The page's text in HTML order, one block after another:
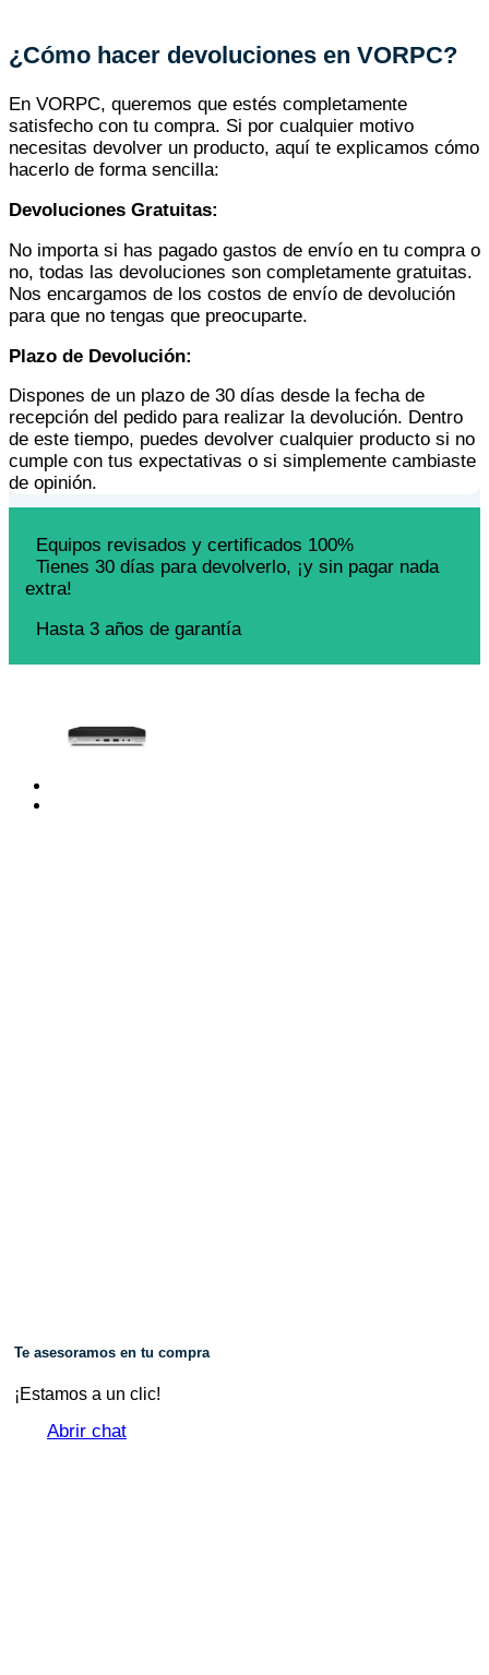
¿Cómo hacer devoluciones en VORPC?
En VORPC, queremos que estés completamente
satisfecho con tu compra. Si por cualquier motivo
necesitas devolver un producto, aquí te explicamos cómo
hacerlo de forma sencilla:
Devoluciones Gratuitas:
No importa si has pagado gastos de envío en tu compra o
no, todas las devoluciones son completamente gratuitas.
Nos encargamos de los costos de envío de devolución
para que no tengas que preocuparte.
Plazo de Devolución:
Dispones de un plazo de 30 días desde la fecha de
recepción del pedido para realizar la devolución. Dentro
de este tiempo, puedes devolver cualquier producto si no
cumple con tus expectativas o si simplemente cambiaste
de opinión.
Equipos revisados y certificados 100%
Tienes 30 días para devolverlo, ¡y sin pagar nada
extra!
Hasta 3 años de garantía
Te asesoramos en tu compra
¡Estamos a un clic!
Abrir chat